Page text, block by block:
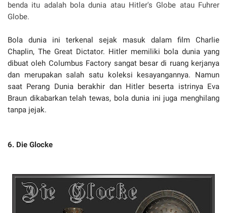
benda itu adalah bola dunia atau Hitler's Globe atau Fuhrer
Globe.
Bola dunia ini terkenal sejak masuk dalam film Charlie
Chaplin, The Great Dictator. Hitler memiliki bola dunia yang
dibuat oleh Columbus Factory sangat besar di ruang kerjanya
dan merupakan salah satu koleksi kesayangannya. Namun
saat Perang Dunia berakhir dan Hitler beserta istrinya Eva
Braun dikabarkan telah tewas, bola dunia ini juga menghilang
tanpa jejak.
6. Die Glocke